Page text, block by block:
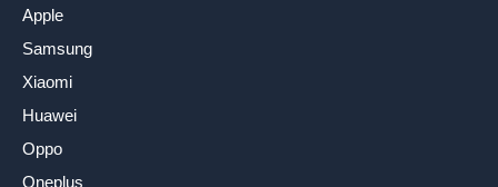
Apple
Samsung
Xiaomi
Huawei
Oppo
Oneplus